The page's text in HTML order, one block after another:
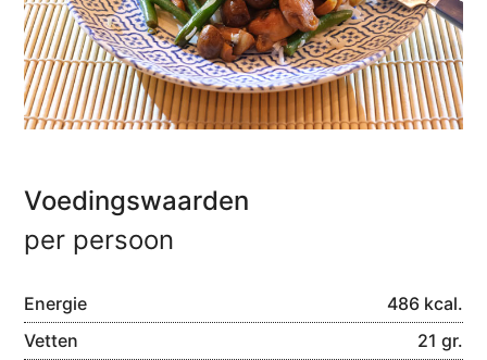
Voedingswaarden
per persoon
Energie
486 kcal.
Vetten
21 gr.